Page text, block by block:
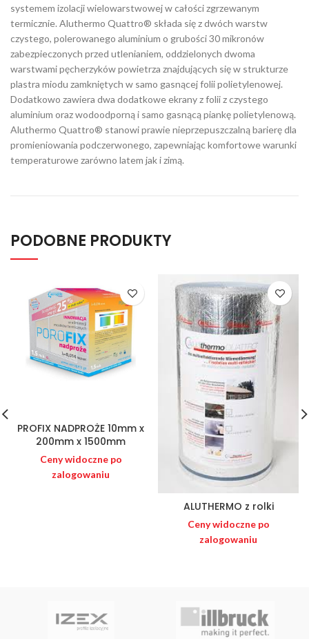
systemem izolacji wielowarstwowej w całości zgrzewanym
termicznie. Aluthermo Quattro® składa się z dwóch warstw
czystego, polerowanego aluminium o grubości 30 mikronów
zabezpieczonych przed utlenianiem, oddzielonych dwoma
warstwami pęcherzyków powietrza znajdujących się w strukturze
plastra miodu zamkniętych w samo gasnącej folii polietylenowej.
Dodatkowo zawiera dwa dodatkowe ekrany z folii z czystego
aluminium oraz wodoodporną i samo gasnącą piankę polietylenową.
Aluthermo Quattro® stanowi prawie nieprzepuszczalną barierę dla
promieniowania podczerwonego, zapewniając komfortowe warunki
temperaturowe zarówno latem jak i zimą.
PODOBNE PRODUKTY
PROFIX NADPROŻE 10mm x
200mm x 1500mm
Ceny widoczne po
zalogowaniu
ALUTHERMO z rolki
Ceny widoczne po
zalogowaniu